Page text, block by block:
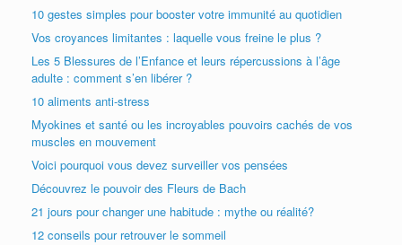
10 gestes simples pour booster votre immunité au quotidien
Vos croyances limitantes : laquelle vous freine le plus ?
Les 5 Blessures de l’Enfance et leurs répercussions à l’âge
adulte : comment s’en libérer ?
10 aliments anti-stress
Myokines et santé ou les incroyables pouvoirs cachés de vos
muscles en mouvement
Voici pourquoi vous devez surveiller vos pensées
Découvrez le pouvoir des Fleurs de Bach
21 jours pour changer une habitude : mythe ou réalité?
12 conseils pour retrouver le sommeil